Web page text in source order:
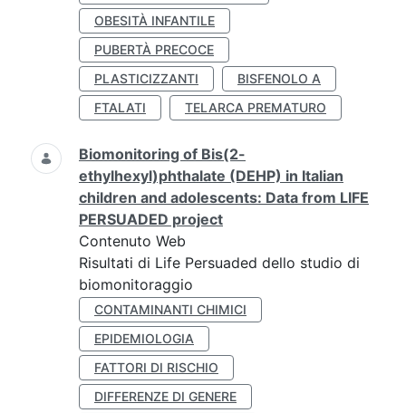
OBESITÀ INFANTILE
PUBERTÀ PRECOCE
PLASTICIZZANTI
BISFENOLO A
FTALATI
TELARCA PREMATURO
Biomonitoring of Bis(2-
ethylhexyl)phthalate (DEHP) in Italian
children and adolescents: Data from LIFE
PERSUADED project
Contenuto Web
Risultati di Life Persuaded dello studio di
biomonitoraggio
CONTAMINANTI CHIMICI
EPIDEMIOLOGIA
FATTORI DI RISCHIO
DIFFERENZE DI GENERE